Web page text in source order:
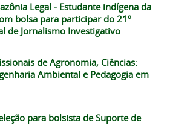
Legal - Estudante indígena da
bolsa para participar do 21º
de Jornalismo Investigativo
de Agronomia, Ciências:
Ambiental e Pedagogia em
para bolsista de Suporte de